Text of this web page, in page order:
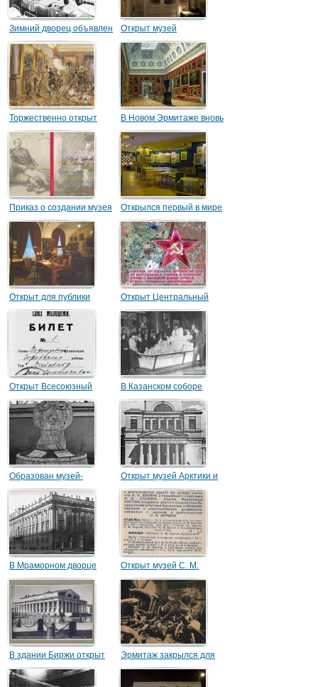
Зимний дворец объявлен
Государственным музеем
Открыт музей
здравоохранения
Торжественно открыт
Музей революции
В Новом Эрмитаже вновь
открыты залы картинной
галереи
Приказ о создании музея
цирка
Открылся первый в мире
Музей цирка и эстрады
Открыт для публики
музей-кабинет Д. И.
Менделеева
Открыт Центральный
геологоразведочный
музей имени Ф. Н.
Чернышева
Открыт Всесоюзный
музей ВЛКСМ
В Казанском соборе
открыт Музей истории
религии
Образован музей-
некрополь
«Литераторские мостки»
Открыт музей Арктики и
Антарктики
В Мраморном дворце
открыт ленинградский
филиал Центрального
музея В. И. Ленина
Открыт музей С. М.
Кирова
В здании Биржи открыт
музей ВМФ
Эрмитаж закрылся для
посетителей